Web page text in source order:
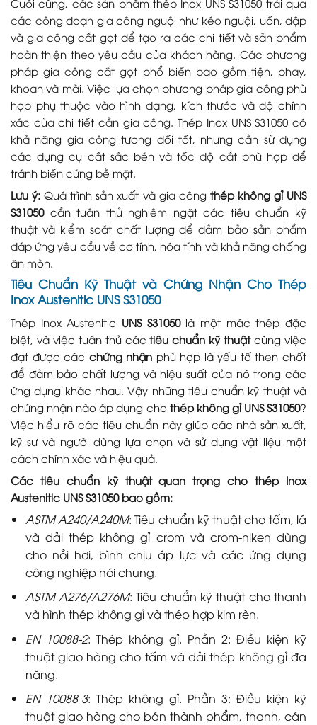
Cuối cùng, các sản phẩm thép Inox UNS S31050 trải qua
các công đoạn gia công nguội như kéo nguội, uốn, dập
và gia công cắt gọt để tạo ra các chi tiết và sản phẩm
hoàn thiện theo yêu cầu của khách hàng. Các phương
pháp gia công cắt gọt phổ biến bao gồm tiện, phay,
khoan và mài. Việc lựa chọn phương pháp gia công phù
hợp phụ thuộc vào hình dạng, kích thước và độ chính
xác của chi tiết cần gia công. Thép Inox UNS S31050 có
khả năng gia công tương đối tốt, nhưng cần sử dụng
các dụng cụ cắt sắc bén và tốc độ cắt phù hợp để
tránh biến cứng bề mặt.
Lưu ý: Quá trình sản xuất và gia công thép không gỉ UNS
S31050cần tuân thủ nghiêm ngặt các tiêu chuẩn kỹ
thuật và kiểm soát chất lượng để đảm bảo sản phẩm
đáp ứng yêu cầu về cơ tính, hóa tính và khả năng chống
ăn mòn.
Tiêu Chuẩn Kỹ Thuật và Chứng Nhận Cho Thép
Inox Austenitic UNS S31050
Thép Inox Austenitic UNS S31050là một mác thép đặc
biệt, và việc tuân thủ cáctiêu chuẩn kỹ thuậtcùng việc
đạt được các chứng nhận phù hợp là yếu tố then chốt
để đảm bảo chất lượng và hiệu suất của nó trong các
ứng dụng khác nhau. Vậy những tiêu chuẩn kỹ thuật và
chứng nhận nào áp dụng cho thép không gỉ UNS S31050?
Việc hiểu rõ các tiêu chuẩn này giúp các nhà sản xuất,
kỹ sư và người dùng lựa chọn và sử dụng vật liệu một
cách chính xác và hiệu quả.
Các tiêu chuẩn kỹ thuật quan trọng cho thép Inox
Austenitic UNS S31050 bao gồm:
ASTM A240/A240M: Tiêu chuẩn kỹ thuật cho tấm, lá
và dải thép không gỉ crom và crom-niken dùng
cho nồi hơi, bình chịu áp lực và các ứng dụng
công nghiệp nói chung.
ASTM A276/A276M: Tiêu chuẩn kỹ thuật cho thanh
và hình thép không gỉ và thép hợp kim rèn.
EN 10088-2: Thép không gỉ. Phần 2: Điều kiện kỹ
thuật giao hàng cho tấm và dải thép không gỉ đa
năng.
EN 10088-3: Thép không gỉ. Phần 3: Điều kiện kỹ
thuật giao hàng cho bán thành phẩm, thanh, cán